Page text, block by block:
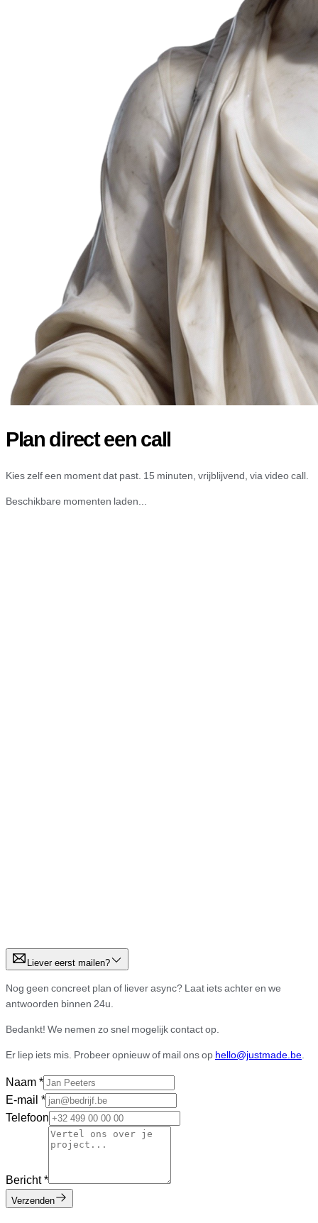
Plan direct een call
Kies zelf een moment dat past. 15 minuten, vrijblijvend, via video call.
Beschikbare momenten laden...
Liever eerst mailen?
Nog geen concreet plan of liever async? Laat iets achter en we
antwoorden binnen 24u.
Bedankt! We nemen zo snel mogelijk contact op.
Er liep iets mis. Probeer opnieuw of mail ons op hello@justmade.be.
Naam *
E-mail *
Telefoon
Bericht*
Verzenden